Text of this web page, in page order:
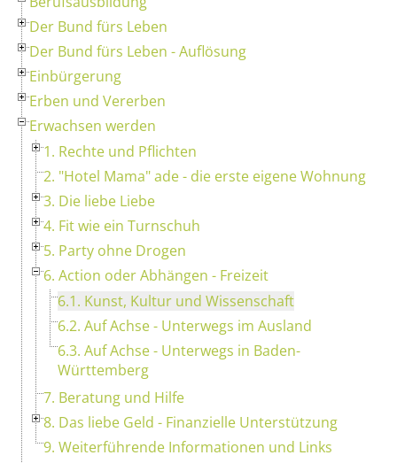
Der Bund fürs Leben
Der Bund fürs Leben - Auflösung
Einbürgerung
Erben und Vererben
Erwachsen werden
1. Rechte und Pflichten
2. "Hotel Mama" ade - die erste eigene Wohnung
3. Die liebe Liebe
4. Fit wie ein Turnschuh
5. Party ohne Drogen
6. Action oder Abhängen - Freizeit
6.1. Kunst, Kultur und Wissenschaft
6.2. Auf Achse - Unterwegs im Ausland
6.3. Auf Achse - Unterwegs in Baden-
Württemberg
7. Beratung und Hilfe
8. Das liebe Geld - Finanzielle Unterstützung
9. Weiterführende Informationen und Links